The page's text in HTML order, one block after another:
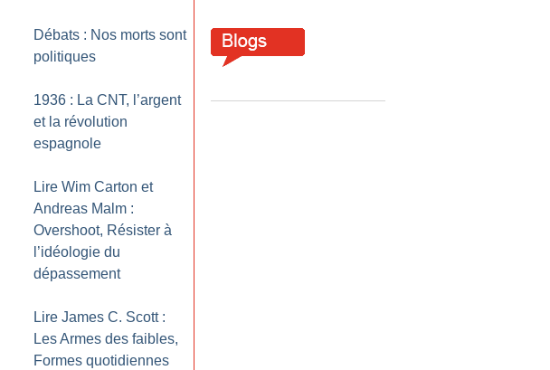
Débats : Nos morts sont
politiques
1936 : La CNT, l’argent
et la révolution
espagnole
Lire Wim Carton et
Andreas Malm :
Overshoot, Résister à
l’idéologie du
dépassement
Lire James C. Scott :
Les Armes des faibles,
Formes quotidiennes